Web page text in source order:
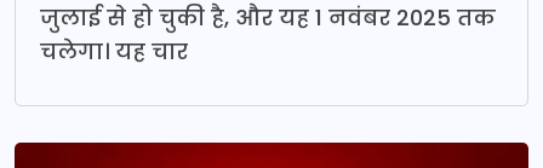
जुलाई से हो चुकी है, और यह 1 नवंबर 2025 तक
चलेगा। यह चार